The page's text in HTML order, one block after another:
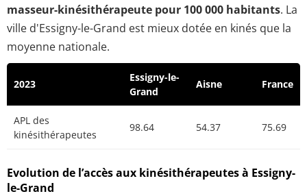
masseur-kinésithérapeute pour 100 000 habitants. La
ville d'Essigny-le-Grand est mieux dotée en kinés que la
moyenne nationale.
2023
Essigny-le-
Grand
Aisne France
APL des
kinésithérapeutes
98.64 54.37 75.69
Evolution de l’accès aux kinésithérapeutes à Essigny-
le-Grand